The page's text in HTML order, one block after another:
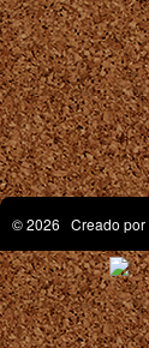
© 2026 Creado por